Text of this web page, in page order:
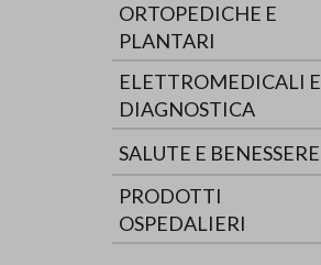
ORTOPEDICHE E
PLANTARI
ELETTROMEDICALI E
DIAGNOSTICA
SALUTE E BENESSERE
PRODOTTI
OSPEDALIERI